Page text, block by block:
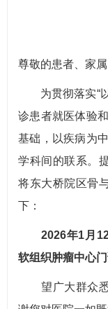
尊敬的患者、家属
为贯彻落实“以
诊患者就医体验
基础，以疾病为
学科间的联系。
将东大桥院区骨
下：
2026年1月
软组织肿瘤中心
望广大群众悉